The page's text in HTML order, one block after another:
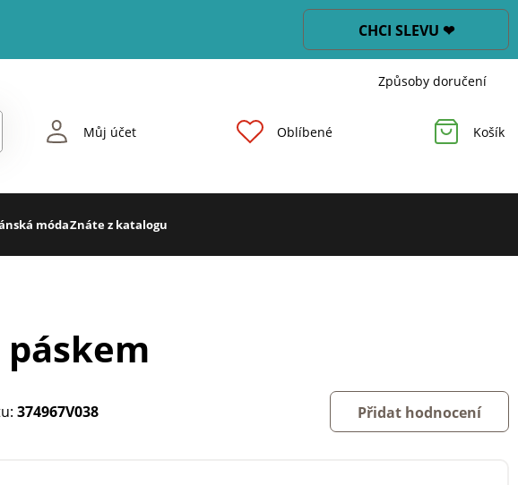
CHCI SLEVU ❤
Způsoby doručení
Můj účet Oblíbené Košík
módaZnáte z katalogu
374967V038 Přidat hodnocení